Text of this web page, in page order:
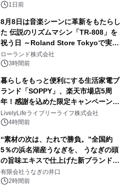
ボグッズも発売決定！
1日前
8月8日は音楽シーンに革新をもたらし
た 伝説のリズムマシン「TR-808」を
祝う日 ～Roland Store Tokyoで実機
を展示しての 記念キャンペーンを開
催 英国ラジオ「NTS」の 特別プログ
アーティストを フィーチャーしたアニ
メーションを公開～
ローランド株式会社
3時間前
暮らしをもっと便利にする生活家電ブ
ランド「SOPPY」、楽天市場店5周
年！感謝を込めた限定キャンペーンを
8月10日より開催
LivelyLifeライブリーライフ株式会社
4時間前
“素材の次は、たれで勝負。”全国約
5％の浜名湖産うなぎを、 うなぎの頭
の旨味エキスで仕上げた新ブランド
「井口の誉」誕生
有限会社うなぎの井口
2時間前